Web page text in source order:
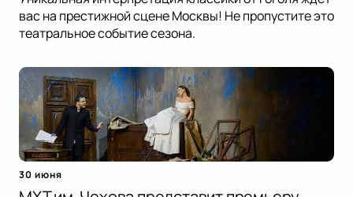
вас на престижной сцене Москвы! Не пропустите это
театральное событие сезона.
30 июня